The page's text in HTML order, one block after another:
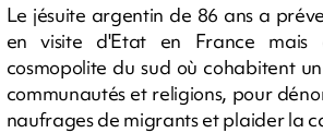
Le jésuite argentin de 86 ans a
en visite d'Etat en France mais
cosmopolite du sud où cohabitent
communautés et religions, pour
naufrages de migrants et plaider la